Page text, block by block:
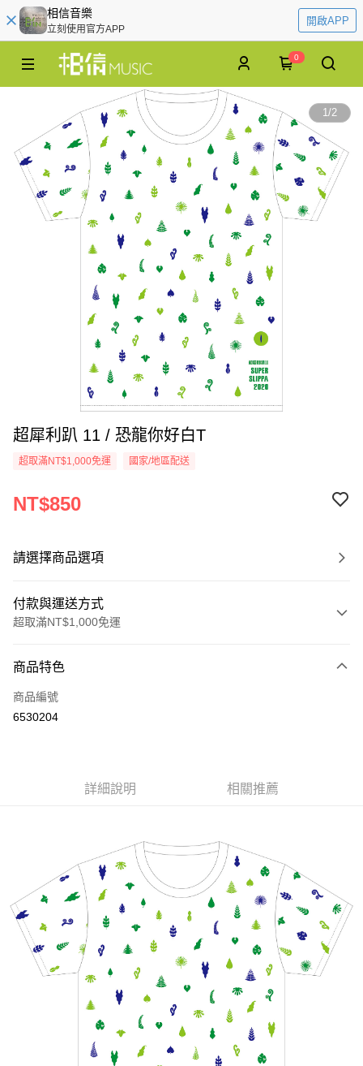
相信音樂
立刻使用官方APP
開啟APP
0
1/2
超犀利趴 11 / 恐龍你好白T
超取滿NT$1,000免運 國家/地區配送
NT$850
請選擇商品選項
付款與運送方式
超取滿NT$1,000免運
信用卡一次付款
超商取貨付款
ATM付款
運送方式
全家取貨付款
每筆NT$65，滿NT$1,000(含以上)免運費
付款後全家取貨
每筆NT$65，滿NT$1,000(含以上)免運費
商品特色
商品編號
6530204
詳細說明 相關推薦